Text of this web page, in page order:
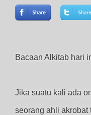
Bacaan Alkitab hari
Jika suatu kali ada
seorang ahli akrobat